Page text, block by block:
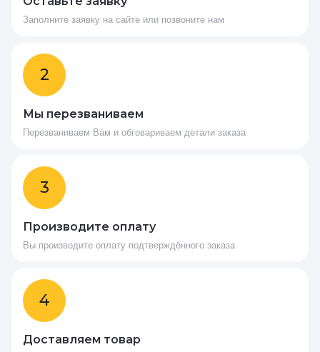
Заполните заявку на сайте или позвоните нам
2
Мы перезваниваем
Перезваниваем Вам и обговариваем детали заказа
3
Производите оплату
Вы производите оплату подтверждённого заказа
4
Доставляем товар